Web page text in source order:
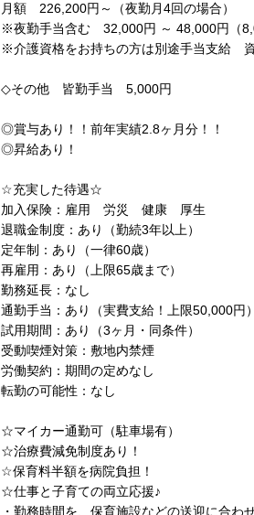
月額 226,200円～（夜勤月4回の場合）
※夜勤手当含む 32,000円 ～ 48,000円（
※介護資格をお持ちの方は別途手当支給
◇その他 皆勤手当 5,000円
◎賞与あり！！前年実績2.8ヶ月分！！
◎昇給あり！
☆充実した待遇☆
加入保険：雇用 労災 健康 厚生
退職金制度：あり（勤続3年以上）
定年制：あり（一律60歳）
再雇用：あり（上限65歳まで）
勤務延長：なし
通勤手当：あり（実費支給！上限50,000円）
試用期間：あり（3ヶ月・同条件）
受動喫煙対策：敷地内禁煙
労働契約：期間の定めなし
転勤の可能性：なし
☆マイカー通勤可（駐車場有）
☆治療費減免制度あり！
☆保育料半額を病院負担！
☆仕事と子育ての両立応援♪
・勤務時間を、保育施設などの送迎に合わ